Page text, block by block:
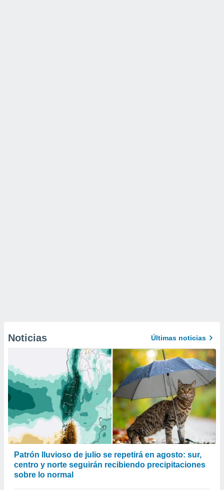
Noticias Últimas noticias
Patrón lluvioso de julio se repetirá en agosto: sur,
centro y norte seguirán recibiendo precipitaciones
sobre lo normal